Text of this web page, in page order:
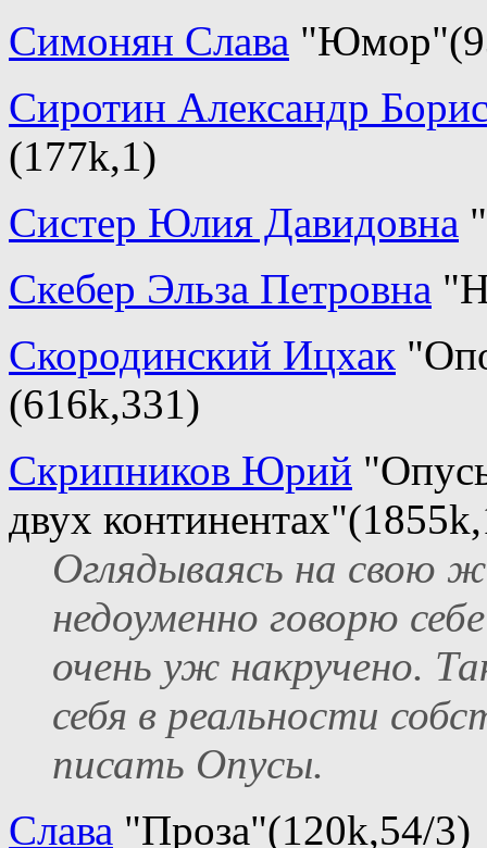
Симонян Слава
Сиротин Александр
(177k,1)
Систер Юлия Давидовна
Скебер Эльза Петровна
Скородинский Ицхак
(616k,331)
Скрипников Юрий
двух
Оглядываясь на свою
недоуменно говорю
очень уж накручено.
себя в реальности
писать Опусы.
Слава "Проза"(120k,54/3)